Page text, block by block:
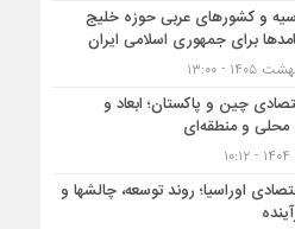
و کشورهای عربی حوزه خلیج
برای جمهوری اسلامی ایران
چین و پاکستان؛ ابعاد و
محلی و منطقه‌ای
اوراسیا؛ روند توسعه، چالشها و